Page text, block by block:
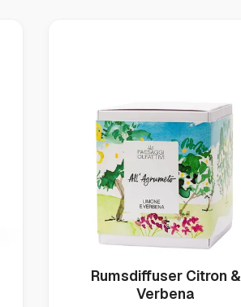
Rumsdiffuser Citron &
Verbena